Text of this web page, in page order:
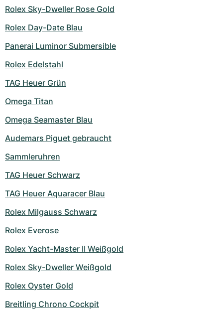
Rolex Sky-Dweller Rose Gold
Rolex Day-Date Blau
Panerai Luminor Submersible
Rolex Edelstahl
TAG Heuer Grün
Omega Titan
Omega Seamaster Blau
Audemars Piguet gebraucht
Sammleruhren
TAG Heuer Schwarz
TAG Heuer Aquaracer Blau
Rolex Milgauss Schwarz
Rolex Everose
Rolex Yacht-Master II Weißgold
Rolex Sky-Dweller Weißgold
Rolex Oyster Gold
Breitling Chrono Cockpit